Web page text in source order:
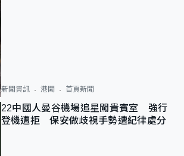
新聞資訊 港聞 首頁新聞
22中國人曼谷機場追星闖貴賓室 強行
登機遭拒 保安做歧視手勢遭紀律處分